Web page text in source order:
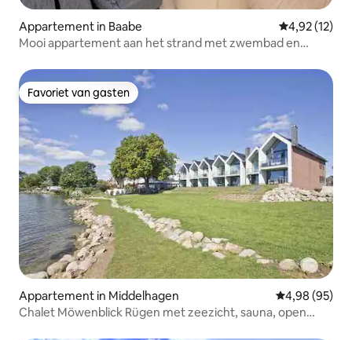
Appartement in Baabe Gemiddelde
4,92 (12)
Mooi appartement aan het strand met zwembad en
Favoriet van gasten
Favoriet van gasten
Appartement in Middelhagen Gemiddelde
4,98 (95)
Chalet Möwenblick Rügen met zeezicht, sauna, open